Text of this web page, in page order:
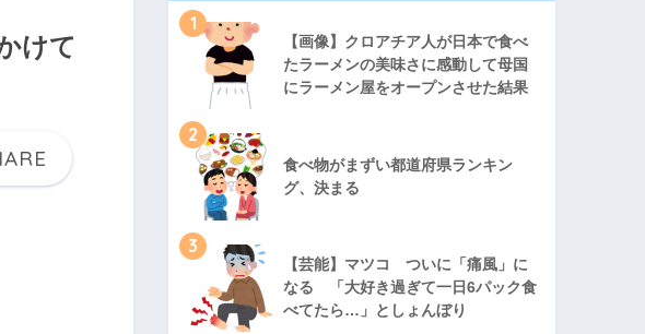
けて
1
【画像】クロアチア人が日本で食べ
たラーメンの美味さに感動して母国
にラーメン屋をオープンさせた結果
2
食べ物がまずい都道府県ランキン
グ、決まる
3
【芸能】マツコ ついに「痛風」に
なる 「大好き過ぎて一日6パック食
べてたら…」としょんぼり